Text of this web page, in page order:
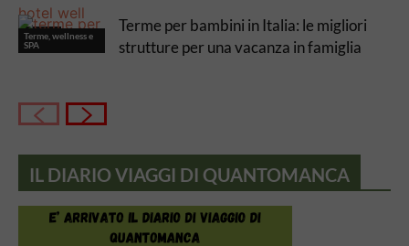
Croazia
Terme, wellness e
SPA
Terme per bambini in Italia: le migliori
strutture per una vacanza in famiglia
IL DIARIO VIAGGI DI QUANTOMANCA